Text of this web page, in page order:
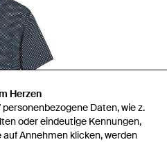
Herzen
Daten, wie z.
oder eindeutige Kennungen,
Annehmen klicken, werden